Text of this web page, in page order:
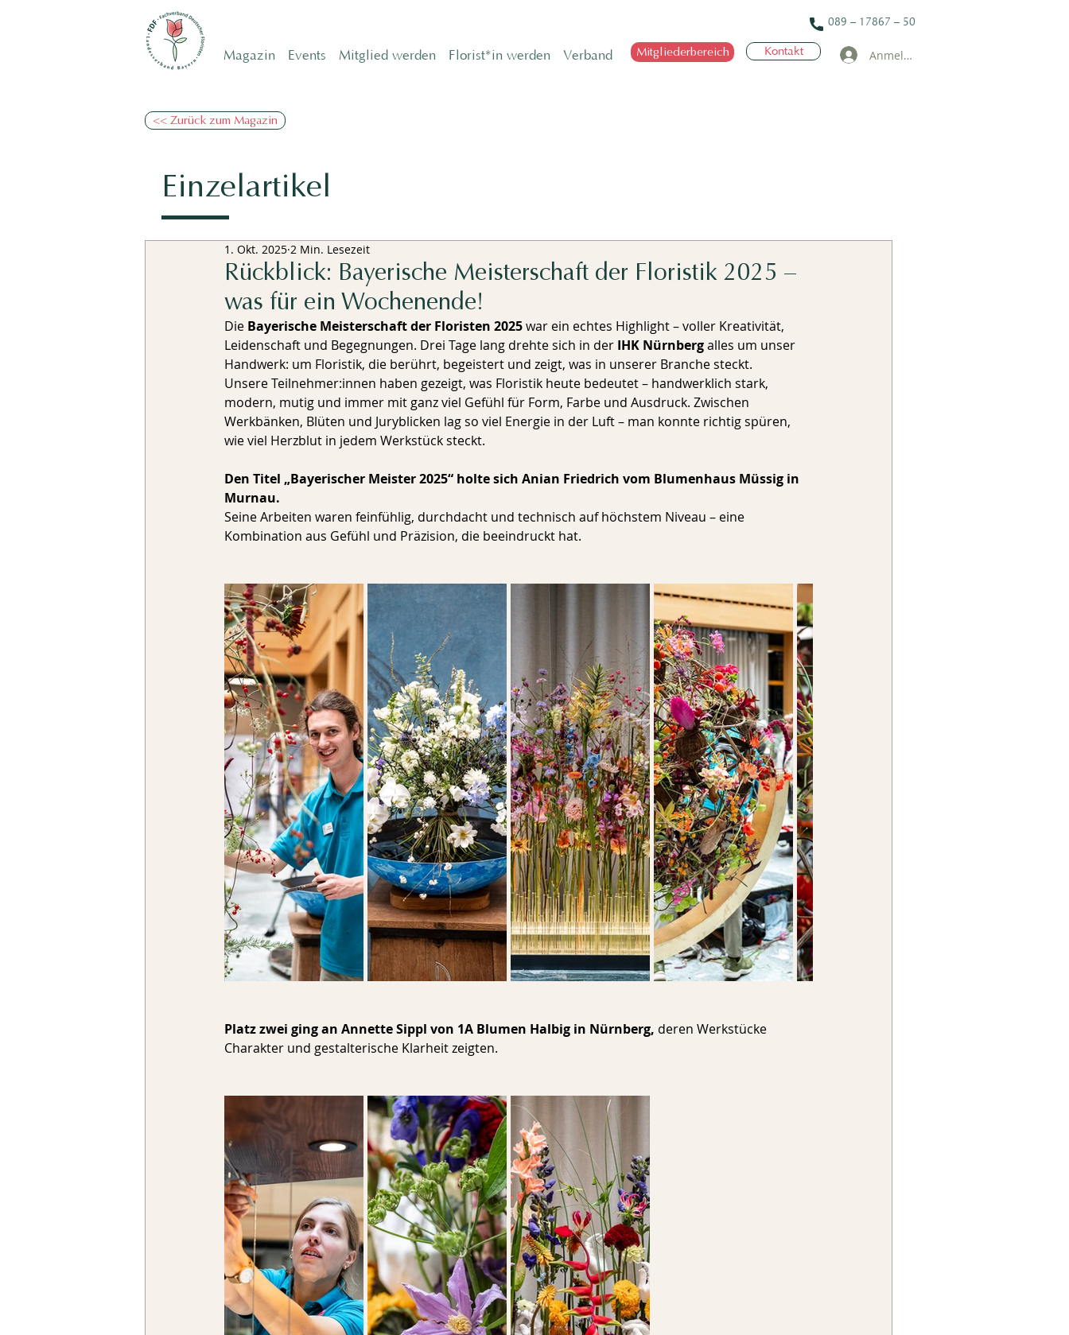
Magazin Events Mitglied werden Florist*in werden Verband
089 – 17867 – 50
Mitgliederbereich Kontakt Anmelden
<< Zurück zum Magazin
Einzelartikel
Rückblick: Bayerische Meisterschaft der Floristik 2025 –
was für ein Wochenende!
1. Okt. 2025 2 Min. Lesezeit
Die Bayerische Meisterschaft der Floristen 2025 war ein echtes Highlight – voller Kreativität,
Leidenschaft und Begegnungen. Drei Tage lang drehte sich in der IHK Nürnberg alles um unser
Handwerk: um Floristik, die berührt, begeistert und zeigt, was in unserer Branche steckt.
Unsere Teilnehmer:innen haben gezeigt, was Floristik heute bedeutet – handwerklich stark,
modern, mutig und immer mit ganz viel Gefühl für Form, Farbe und Ausdruck. Zwischen
Werkbänken, Blüten und Juryblicken lag so viel Energie in der Luft – man konnte richtig spüren,
wie viel Herzblut in jedem Werkstück steckt.
Den Titel „Bayerischer Meister 2025“ holte sich Anian Friedrich vom Blumenhaus Müssig in
Murnau.
Seine Arbeiten waren feinfühlig, durchdacht und technisch auf höchstem Niveau – eine
Kombination aus Gefühl und Präzision, die beeindruckt hat.
Platz zwei ging an Annette Sippl von 1A Blumen Halbig in Nürnberg, deren Werkstücke
Charakter und gestalterische Klarheit zeigten.